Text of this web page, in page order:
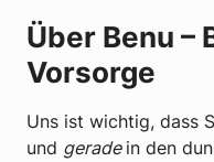
Über Benu –
Vorsorge
Uns ist wichtig, dass
und gerade in den